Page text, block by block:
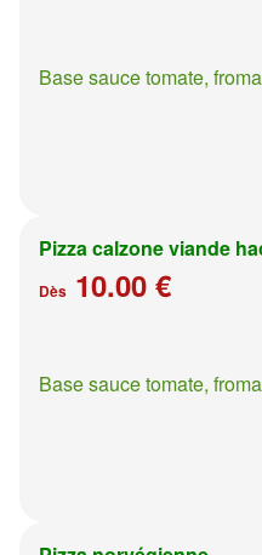
Base sauce tomate,
Pizza calzone viande
Dès 10.00 €
Base sauce tomate,